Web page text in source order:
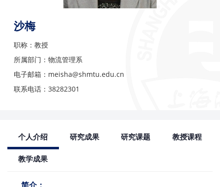
沙梅
职称：教授
所属部门：物流管理系
电子邮箱：meisha@shmtu.edu.cn
联系电话：38282301
个人介绍 研究成果 研究课题 教授课程
教学成果